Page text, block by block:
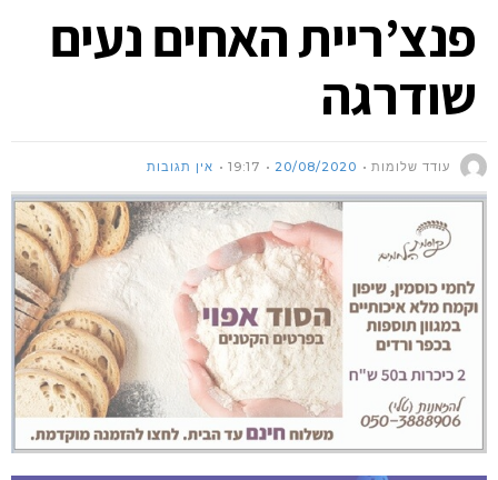
פנצ’ריית האחים נעים
שודרגה
עודד שלומות 20/08/2020
19:17 אין תגובות